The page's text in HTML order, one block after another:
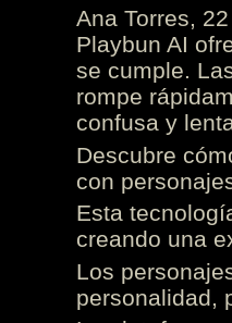
Ana Torres,
Playbun AI
se cumple.
rompe
confusa y
Descubre
con
Esta
creando una
Los
personalidad,